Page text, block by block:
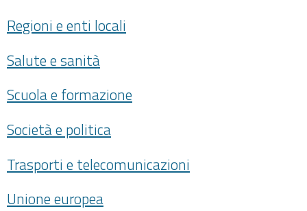
Regioni e enti locali
Salute e sanità
Scuola e formazione
Società e politica
Trasporti e telecomunicazioni
Unione europea